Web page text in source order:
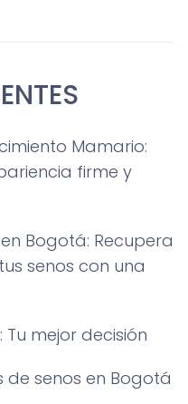
Mamario:
firme y
Bogotá: Recupera
senos con una
mejor decisión
de senos en Bogotá